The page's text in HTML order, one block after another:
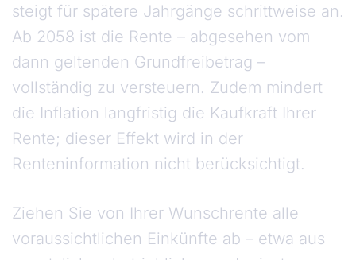
steigt für spätere Jahrgänge schrittweise an.
Ab 2058 ist die Rente – abgesehen vom
dann geltenden Grundfreibetrag –
vollständig zu versteuern. Zudem mindert
die Inflation langfristig die Kaufkraft Ihrer
Rente; dieser Effekt wird in der
Renteninformation nicht berücksichtigt.
Ziehen Sie von Ihrer Wunschrente alle
voraussichtlichen Einkünfte ab – etwa aus